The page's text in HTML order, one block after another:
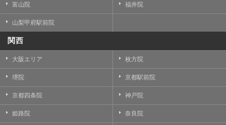
富山院 福井院
山梨甲府駅前院
関西
大阪エリア 枚方院
堺院 京都駅前院
京都四条院 神戸院
姫路院 奈良院